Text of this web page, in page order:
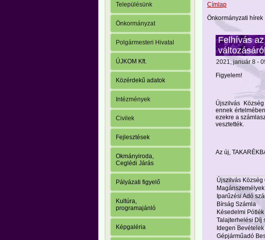
Településünk
Önkormányzat
Polgármesteri Hivatal
ÚJKOM Kft.
Közérdekű adatok
Intézmények
Civilek
Fejlesztések
Okmányiroda,
Ceglédi Járás
Pályázati figyelő
Kultúra,
programajánló
Képgaléria
Címlap
Önkormányzati hírek
Felhívás
2021, január 8 -
Figyelem!
Újszilvás
ennek
ezekre a
vesztették.
Az új,
Újszilvás Község
Iparűzési Adó
Bírság Számla
Késedelmi
Talajterhelési Díj
Idegen
Gépjárműadó